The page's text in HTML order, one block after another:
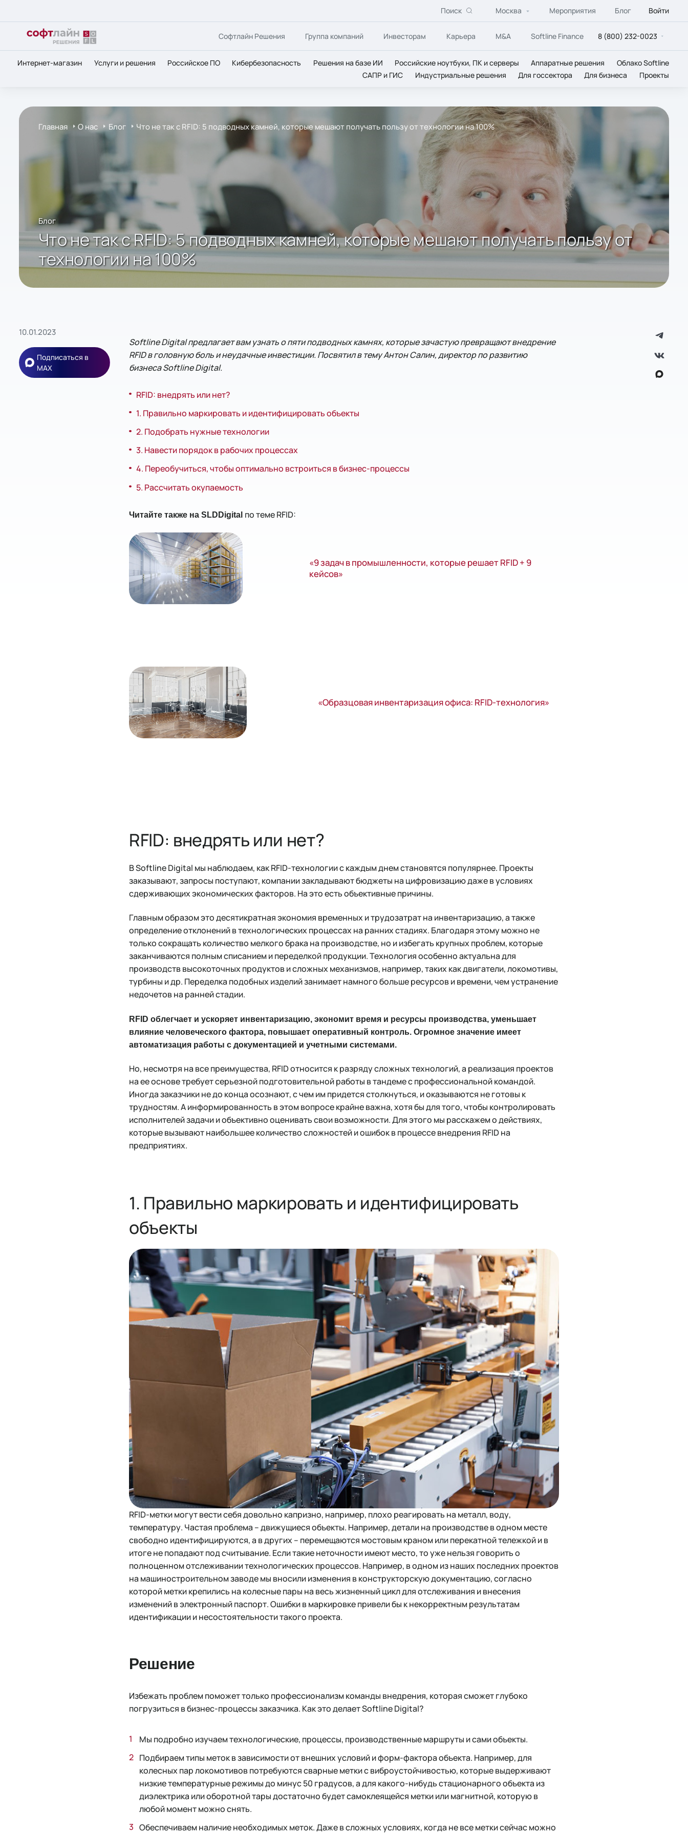
Поиск Москва Мероприятия Блог Войти
Софтлайн Решения Группа компаний Инвесторам Карьера M&A Softline Finance 8 (800) 232-0023
Интернет-магазин Услуги и решения Российское ПО Кибербезопасность Решения на базе ИИ Российские ноутбуки, ПК и серверы Аппаратные решения
Облако Softline
САПР и ГИС
Индустриальные решения Для госсектора Для бизнеса Проекты
Главная О нас Блог Что не так с RFID: 5 подводных камней, которые мешают получать пользу от технологии на 100%
Блог
Что не так с RFID: 5 подводных камней, которые мешают получать пользу от
технологии на 100%
10.01.2023
Подписаться в
MAX
Softline Digital предлагает вам узнать о пяти подводных камнях, которые зачастую превращают внедрение
RFID в головную боль и неудачные инвестиции. Посвятил в тему Антон Салин, директор по развитию
бизнеса Softline Digital.
RFID: внедрять или нет?
1. Правильно маркировать и идентифицировать объекты
2. Подобрать нужные технологии
3. Навести порядок в рабочих процессах
4. Переобучиться, чтобы оптимально встроиться в бизнес-процессы
5. Рассчитать окупаемость
Читайте также на SLDDigital по теме RFID:
«9 задач в промышленности, которые решает RFID + 9
кейсов»
«Образцовая инвентаризация офиса: RFID-технология»
RFID: внедрять или нет?
В Softline Digital мы наблюдаем, как RFID-технологии с каждым днем становятся популярнее. Проекты
заказывают, запросы поступают, компании закладывают бюджеты на цифровизацию даже в условиях
сдерживающих экономических факторов. На это есть объективные причины.
Главным образом это десятикратная экономия временных и трудозатрат на инвентаризацию, а также
определение отклонений в технологических процессах на ранних стадиях. Благодаря этому можно не
только сокращать количество мелкого брака на производстве, но и избегать крупных проблем, которые
заканчиваются полным списанием и переделкой продукции. Технология особенно актуальна для
производств высокоточных продуктов и сложных механизмов, например, таких как двигатели, локомотивы,
турбины и др. Переделка подобных изделий занимает намного больше ресурсов и времени, чем устранение
недочетов на ранней стадии.
RFID облегчает и ускоряет инвентаризацию, экономит время и ресурсы производства, уменьшает
влияние человеческого фактора, повышает оперативный контроль. Огромное значение имеет
автоматизация работы с документацией и учетными системами.
Но, несмотря на все преимущества, RFID относится к разряду сложных технологий, а реализация проектов
на ее основе требует серьезной подготовительной работы в тандеме с профессиональной командой.
Иногда заказчики не до конца осознают, с чем им придется столкнуться, и оказываются не готовы к
трудностям. А информированность в этом вопросе крайне важна, хотя бы для того, чтобы контролировать
исполнителей задачи и объективно оценивать свои возможности. Для этого мы расскажем о действиях,
которые вызывают наибольшее количество сложностей и ошибок в процессе внедрения RFID на
предприятиях.​
1. Правильно маркировать и идентифицировать
объекты
RFID-метки могут вести себя довольно капризно, например, плохо реагировать на металл, воду,
температуру. Частая проблема – движущиеся объекты. Например, детали на производстве в одном месте
свободно идентифицируются, а в других – перемещаются мостовым краном или перекатной тележкой и в
итоге не попадают под считывание. Если такие неточности имеют место, то уже нельзя говорить о
полноценном отслеживании технологических процессов. Например, в одном из наших последних проектов
на машиностроительном заводе мы вносили изменения в конструкторскую документацию, согласно
которой метки крепились на колесные пары на весь жизненный цикл для отслеживания и внесения
изменений в электронный паспорт. Ошибки в маркировке привели бы к некорректным результатам
идентификации и несостоятельности такого проекта.
Решение
Избежать проблем поможет только профессионализм команды внедрения, которая сможет глубоко
погрузиться в бизнес-процессы заказчика. Как это делает Softline Digital?
Мы подробно изучаем технологические, процессы, производственные маршруты и сами объекты.
Подбираем типы меток в зависимости от внешних условий и форм-фактора объекта. Например, для
колесных пар локомотивов потребуются сварные метки с виброустойчивостью, которые выдерживают
низкие температурные режимы до минус 50 градусов, а для какого-нибудь стационарного объекта из
диэлектрика или оборотной тары достаточно будет самоклеящейся метки или магнитной, которую в
любой момент можно снять.
Обеспечиваем наличие необходимых меток. Даже в сложных условиях, когда не все метки сейчас можно